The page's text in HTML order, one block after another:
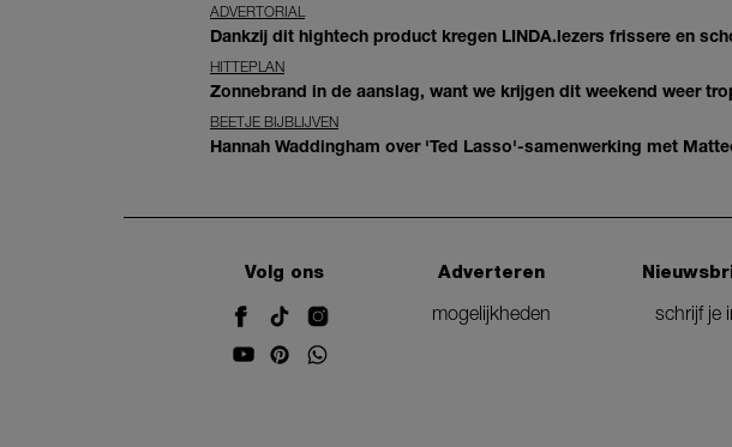
ADVERTORIAL
Dankzij dit hightech product kregen LINDA.lezers frissere en
HITTEPLAN
Zonnebrand in de aanslag, want we krijgen dit weekend weer
BEETJE BIJBLIJVEN
Hannah Waddingham over 'Ted Lasso'-samenwerking met
Volg ons
Adverteren
mogelijkheden
schrijf je